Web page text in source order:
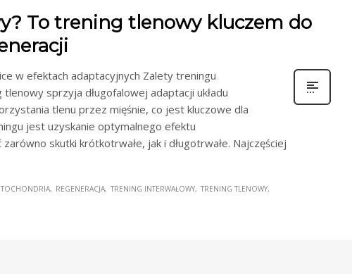
To trening tlenowy kluczem do
w efektach adaptacyjnych Zalety treningu
sprzyja długofalowej adaptacji układu
tlenu przez mięśnie, co jest kluczowe dla
jest uzyskanie optymalnego efektu
skutki krótkotrwałe, jak i długotrwałe. Najczęściej
REGENERACJA TRENING INTERWAŁOWY TRENING TLENOWY